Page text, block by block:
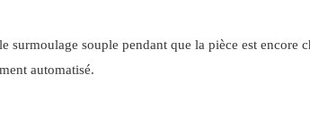
souple pendant que la pièce est encore
automatisé.